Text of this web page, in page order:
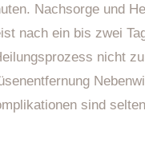
Nachsorge und
nach ein bis zwei
nicht
sind